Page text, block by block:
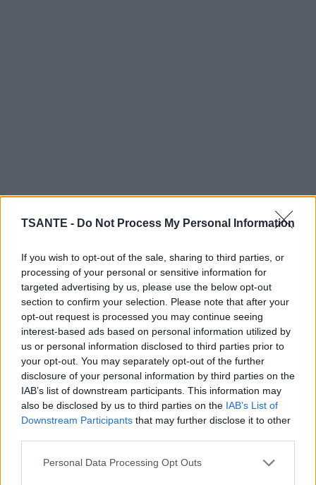
TSANTE - Do Not Process My Personal Information
If you wish to opt-out of the sale, sharing to third parties, or
processing of your personal or sensitive information for
targeted advertising by us, please use the below opt-out
section to confirm your selection. Please note that after your
opt-out request is processed you may continue seeing
interest-based ads based on personal information utilized by
us or personal information disclosed to third parties prior to
your opt-out. You may separately opt-out of the further
disclosure of your personal information by third parties on the
IAB’s list of downstream participants. This information may
also be disclosed by us to third parties on the IAB’s List of
Downstream Participants that may further disclose it to other
Personal Data Processing Opt Outs
La quantité de nourriture que vous allez manger doit tenir dans la paume
coupe. La quantité de nourriture que celle-ci contient est suffisante pour
votre estomac.
2. Lorsque vous vous sentez rassasié, salissez les manches de vos
De nombreuses personnes veulent manger tout ce qui leur a été servi,
ce qui les conduit à trop manger. En salissant les manches de vos
couverts, vous ne pourrez plus manger la fameuse « bouchée de plus ».